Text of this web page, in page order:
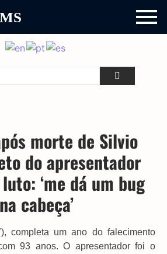
morte de Silvio
do apresentador
‘me dá um bug
na cabeça’
completa um ano do falecimento
93 anos. O apresentador foi o